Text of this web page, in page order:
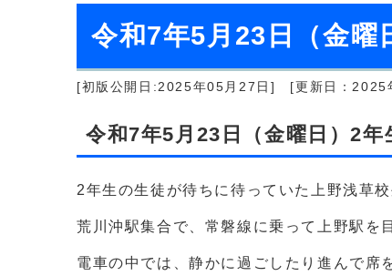
令和7年5月23日（金
[初版公開日:2025年05月27日] [更新日：2025
令和7年5月23日（金曜日）2
2年生の生徒が待ちに待っていた上野浅草
荒川沖駅集合で、常磐線に乗って上野駅を
電車の中では、静かに過ごしたり進んで席